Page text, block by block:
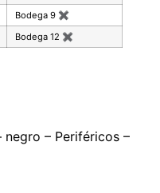
Bodega 9 ✖
Bodega 12 ✖
– Periféricos –